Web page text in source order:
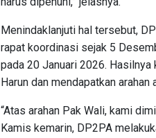
Menindaklanjuti hal tersebut,
rapat koordinasi sejak 5
pada 20 Januari 2026. Hasilnya
Harun dan mendapatkan
“Atas arahan Pak Wali, kami
Kamis kemarin, DP2PA